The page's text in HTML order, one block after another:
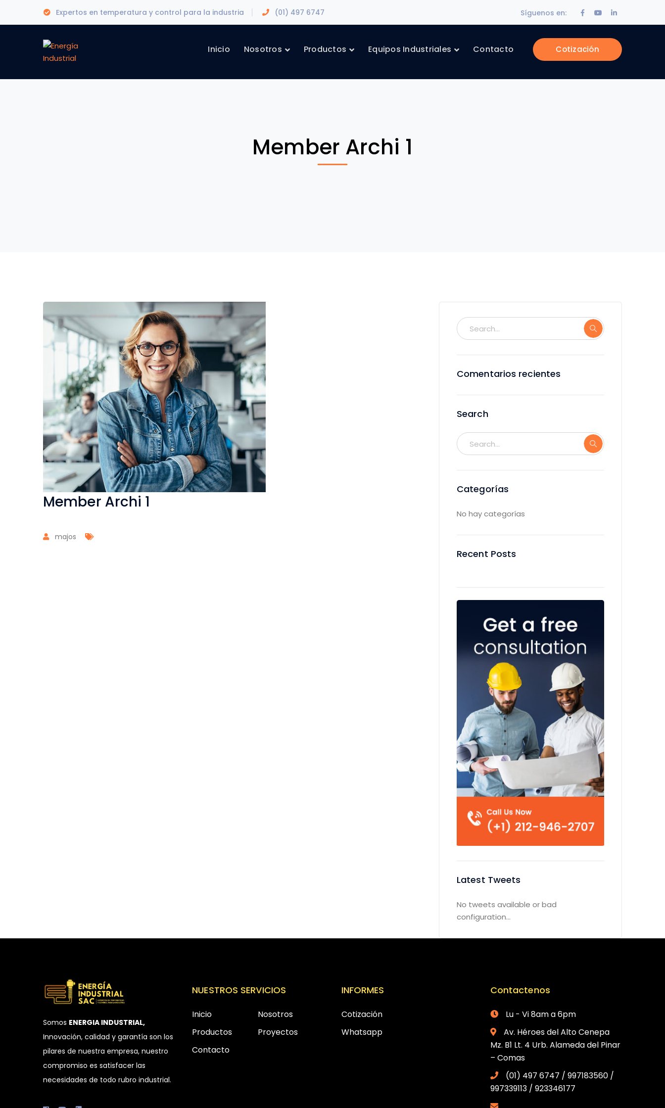
Expertos en temperatura y control para la industria (01) 497 6747 Síguenos en:
Facebook
Profile
Youtube
Profile
LinkedIn
Profile
Cotización
Inicio Nosotros Productos Equipos Industriales Contacto
Member Archi 1
Member Archi 1
majos
Comentarios recientes
Search
Categorías
No hay categorías
Recent Posts
Latest Tweets
No tweets available or bad
configuration...
Somos ENERGIA INDUSTRIAL,
Innovación, calidad y garantía son los
pilares de nuestra empresa, nuestro
compromiso es satisfacer las
necesidades de todo rubro industrial.
NUESTROS SERVICIOS
Inicio
Nosotros
Productos
Proyectos
Contacto
INFORMES
Cotización
Whatsapp
Contactenos
Lu - Vi 8am a 6pm
Av. Héroes del Alto Cenepa
Mz. B1 Lt. 4 Urb. Alameda del Pinar
– Comas
(01) 497 6747 / 997183560 /
997339113 / 923346177